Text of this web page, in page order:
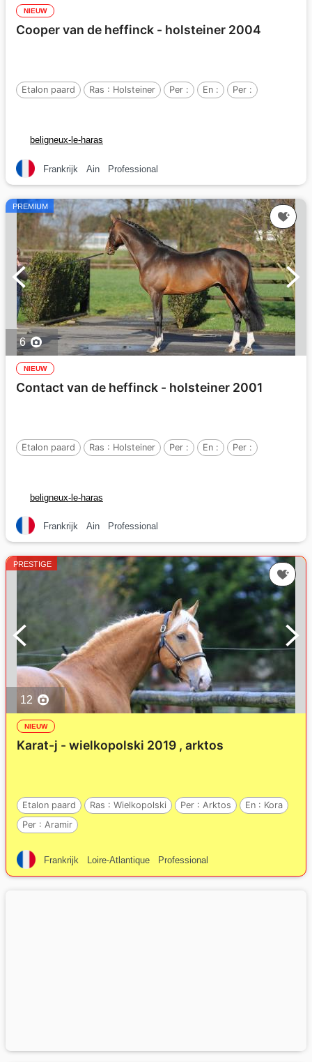
NIEUW
Cooper van de heffinck - holsteiner 2004
Etalon paard Ras : Holsteiner Per : En : Per :
beligneux-le-haras
Frankrijk Ain Professional
PREMIUM
6
NIEUW
Contact van de heffinck - holsteiner 2001
Etalon paard Ras : Holsteiner Per : En : Per :
beligneux-le-haras
Frankrijk Ain Professional
PRESTIGE
12
NIEUW
Karat-j - wielkopolski 2019 , arktos
Etalon paard Ras : Wielkopolski Per : Arktos En : Kora
Per : Aramir
Frankrijk Loire-Atlantique Professional